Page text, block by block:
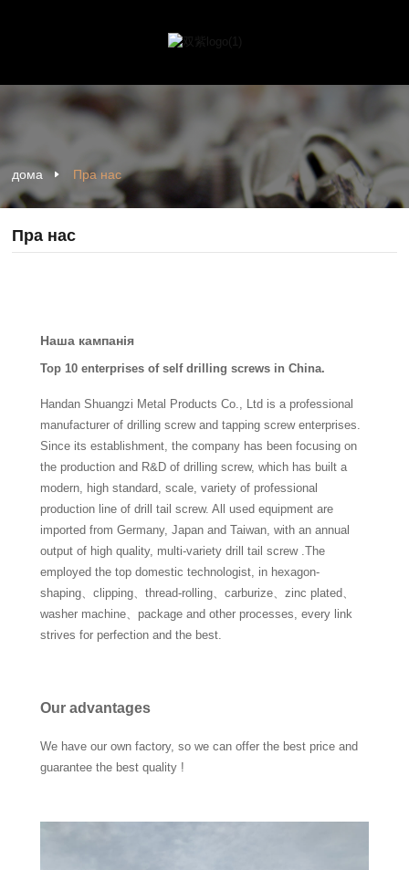
дома Пра нас
Пра нас
Наша кампанія
Top 10 enterprises of self drilling screws in China.
Handan Shuangzi Metal Products Co., Ltd is a professional
manufacturer of drilling screw and tapping screw enterprises.
Since its establishment, the company has been focusing on
the production and R&D of drilling screw, which has built a
modern, high standard, scale, variety of professional
production line of drill tail screw. All used equipment are
imported from Germany, Japan and Taiwan, with an annual
output of high quality, multi-variety drill tail screw .The
employed the top domestic technologist, in hexagon-
shaping、clipping、thread-rolling、carburize、zinc plated、
washer machine、package and other processes, every link
strives for perfection and the best.
Our advantages
We have our own factory, so we can offer the best price and
guarantee the best quality !